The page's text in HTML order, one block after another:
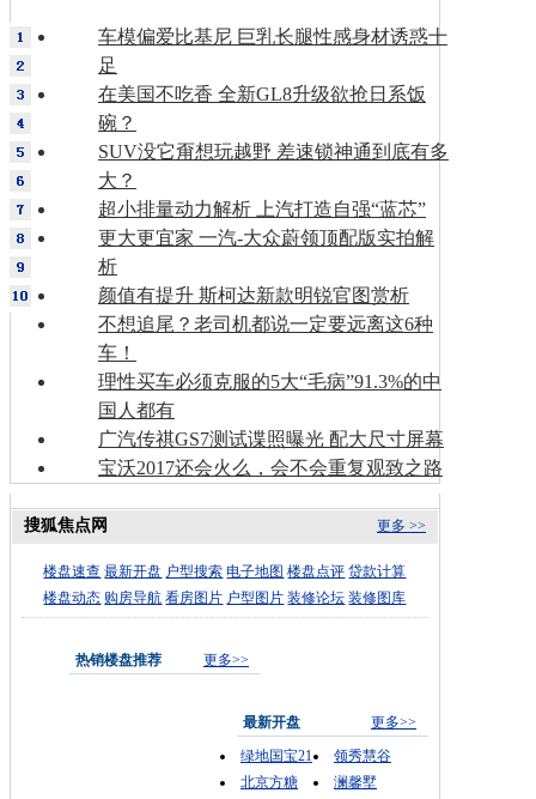
车模偏爱比基尼 巨乳长腿性感身材诱惑十
足
在美国不吃香 全新GL8升级欲抢日系饭
碗？
SUV没它甭想玩越野 差速锁神通到底有多
大？
超小排量动力解析 上汽打造自强“蓝芯”
更大更宜家 一汽-大众蔚领顶配版实拍解
析
颜值有提升 斯柯达新款明锐官图赏析
不想追尾？老司机都说一定要远离这6种
车！
理性买车必须克服的5大“毛病”91.3%的中
国人都有
广汽传祺GS7测试谍照曝光 配大尺寸屏幕
宝沃2017还会火么，会不会重复观致之路
更多 >>
搜狐焦点网
楼盘速查 最新开盘 户型搜索 电子地图 楼盘点评 贷款计算
楼盘动态 购房导航 看房图片 户型图片 装修论坛 装修图库
热销楼盘推荐 更多>>
最新开盘
更多>>
绿地国宝21
领秀慧谷
北京方糖
澜馨墅